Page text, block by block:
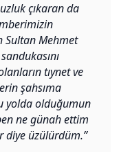
çıkaran da
Sultan Mehmet
tıynet ve
şahsıma
yolda olduğumun
ne günah ettim
diye üzülürdüm.”